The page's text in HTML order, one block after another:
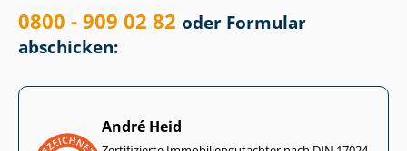
0800 - 909 02 82 oder Formular
abschicken:
André Heid